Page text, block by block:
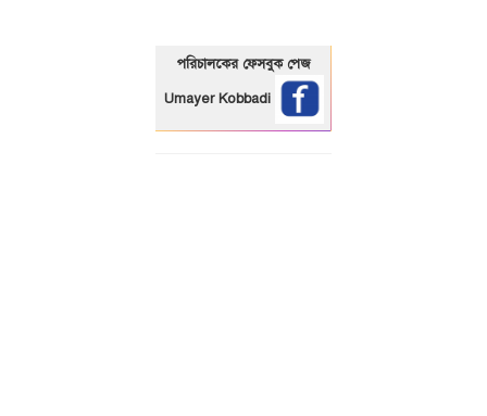
পরিচালকের ফেসবুক পেজ
Umayer Kobbadi